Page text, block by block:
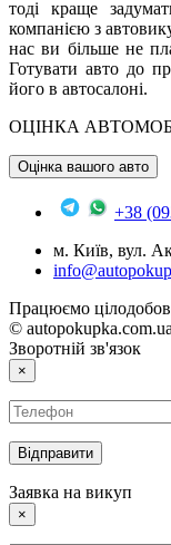
тоді краще
компанією з
нас ви більше не
Готувати авто до
його в автосалоні.
ОЦІНКА
Оцінка вашого авто
+38
м. Київ, вул.
Працюємо
© autopokupka.com.ua
Зворотній зв'язок
×
Заявка на викуп
×